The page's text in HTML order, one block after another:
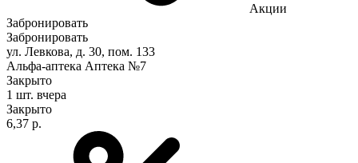
Акции
Забронировать
Забронировать
ул. Левкова, д. 30, пом. 133
Альфа-аптека Аптека №7
Закрыто
1 шт. вчера
Закрыто
6,37 р.